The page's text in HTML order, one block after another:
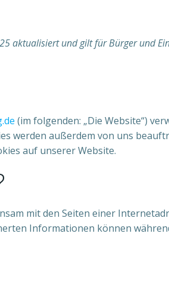
aktualisiert und gilt für Bürger und
(im folgenden: „Die Website“)
werden außerdem von uns
auf unserer Website.
mit den Seiten einer
Informationen können